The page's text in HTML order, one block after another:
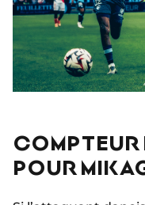
COMPTEUR
POUR